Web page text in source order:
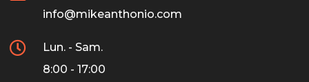
info@mikeanthonio.com
Lun. - Sam.
8:00 - 17:00